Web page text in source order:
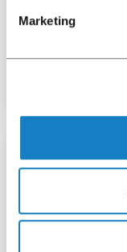
Marketing